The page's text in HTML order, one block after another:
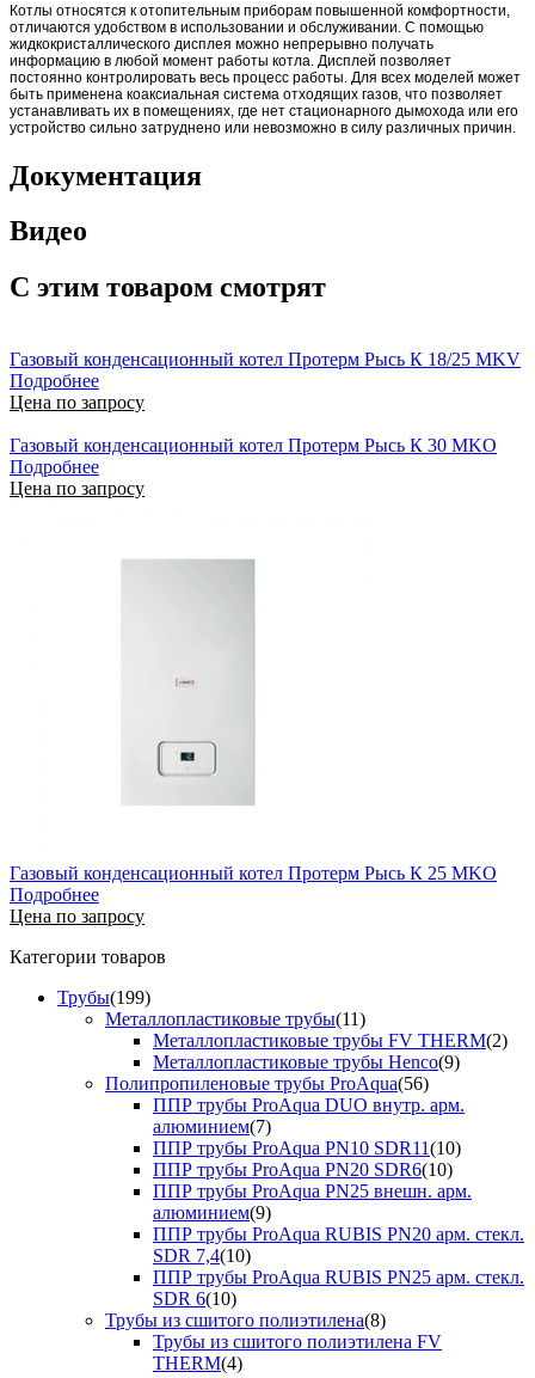
Котлы относятся к отопительным приборам повышенной комфортности,
отличаются удобством в использовании и обслуживании. С помощью
жидкокристаллического дисплея можно непрерывно получать
информацию в любой момент работы котла. Дисплей позволяет
постоянно контролировать весь процесс работы. Для всех моделей может
быть применена коаксиальная система отходящих газов, что позволяет
устанавливать их в помещениях, где нет стационарного дымохода или его
устройство сильно затруднено или невозможно в силу различных причин.
Документация
Видео
С этим товаром смотрят
Газовый конденсационный котел Протерм Рысь К 18/25 MKV
Подробнее
Цена по запросу
Газовый конденсационный котел Протерм Рысь К 30 MKO
Подробнее
Цена по запросу
Газовый конденсационный котел Протерм Рысь К 25 MKO
Подробнее
Цена по запросу
Категории товаров
Трубы(199)
Металлопластиковые трубы(11)
Металлопластиковые трубы FV THERM(2)
Металлопластиковые трубы Henco(9)
Полипропиленовые трубы ProAqua(56)
ППР трубы ProAqua DUO внутр. арм.
алюминием(7)
ППР трубы ProAqua PN10 SDR11(10)
ППР трубы ProAqua PN20 SDR6(10)
ППР трубы ProAqua PN25 внешн. арм.
алюминием(9)
ППР трубы ProAqua RUBIS PN20 арм. стекл.
SDR 7,4(10)
ППР трубы ProAqua RUBIS PN25 арм. стекл.
SDR 6(10)
Трубы из сшитого полиэтилена(8)
Трубы из сшитого полиэтилена FV
THERM(4)